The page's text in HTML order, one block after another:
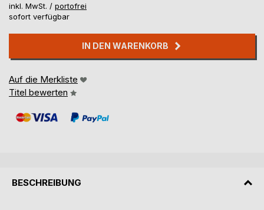
inkl. MwSt. / portofrei
sofort verfügbar
IN DEN WARENKORB
Auf die Merkliste
Titel bewerten
BESCHREIBUNG